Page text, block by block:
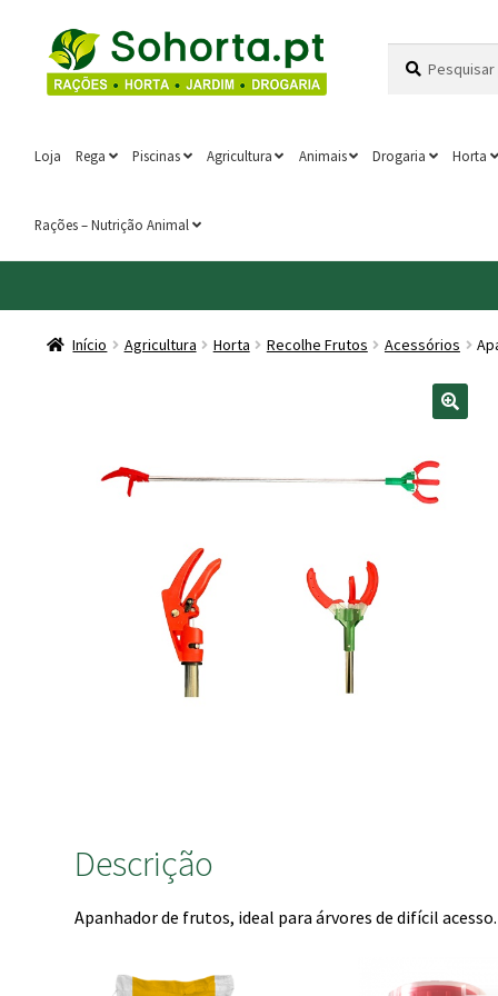
Ir
para
a
Saltar
para
o
por:
Loja Rega Piscinas Agricultura Animais Drogaria Horta
Rações – Nutrição Animal
Início Agricultura Horta Recolhe Frutos Acessórios
Descrição
Apanhador de frutos, ideal para árvores de difícil